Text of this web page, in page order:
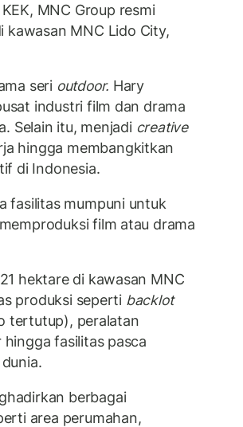
MNC Group resmi
kawasan MNC Lido City,
seri outdoor. Hary
industri film dan drama
Selain itu, menjadi creative
hingga membangkitkan
di Indonesia.
fasilitas mumpuni untuk
film atau drama
hektare di kawasan MNC
produksi seperti backlot
tertutup), peralatan
fasilitas pasca
berbagai
area perumahan,